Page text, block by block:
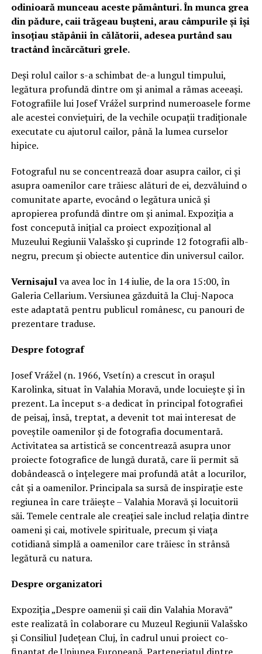
odinioară munceau aceste pământuri. În munca grea
din pădure, caii trăgeau bușteni, arau câmpurile și își
însoțiau stăpânii în călătorii, adesea purtând sau
tractând încărcături grele.
Deși rolul cailor s-a schimbat de-a lungul timpului,
legătura profundă dintre om și animal a rămas aceeași.
Fotografiile lui Josef Vrážel surprind numeroasele forme
ale acestei conviețuiri, de la vechile ocupații tradiționale
executate cu ajutorul cailor, până la lumea curselor
hipice.
Fotograful nu se concentrează doar asupra cailor, ci și
asupra oamenilor care trăiesc alături de ei, dezvăluind o
comunitate aparte, evocând o legătura unică și
apropierea profundă dintre om și animal. Expoziția a
fost concepută inițial ca proiect expozițional al
Muzeului Regiunii Valašsko și cuprinde 12 fotografii alb-
negru, precum și obiecte autentice din universul cailor.
Vernisajulva avea loc în 14 iulie, de la ora 15:00, în
Galeria Cellarium. Versiunea găzduită la Cluj-Napoca
este adaptată pentru publicul românesc, cu panouri de
prezentare traduse.
Despre fotograf
Josef Vrážel (n. 1966, Vsetín) a crescut în orașul
Karolinka, situat în Valahia Moravă, unde locuiește și în
prezent. La început s-a dedicat în principal fotografiei
de peisaj, însă, treptat, a devenit tot mai interesat de
poveștile oamenilor și de fotografia documentară.
Activitatea sa artistică se concentrează asupra unor
proiecte fotografice de lungă durată, care îi permit să
dobândească o înțelegere mai profundă atât a locurilor,
cât și a oamenilor. Principala sa sursă de inspirație este
regiunea în care trăiește – Valahia Moravă și locuitorii
săi. Temele centrale ale creației sale includ relația dintre
oameni și cai, motivele spirituale, precum și viața
cotidiană simplă a oamenilor care trăiesc în strânsă
legătură cu natura.
Despre organizatori
Expoziția „Despre oamenii și caii din Valahia Moravă”
este realizată în colaborare cu Muzeul Regiunii Valašsko
și Consiliul Județean Cluj, în cadrul unui proiect co-